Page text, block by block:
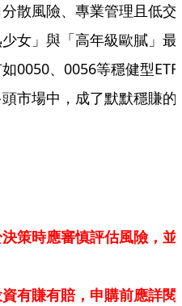
散風險、專業管理且低交
女」與「高年級歐膩」最
0050、0056等穩健型ETF
市場中，成了默默穩賺的
策時應審慎評估風險，並
有賺有賠，申購前應詳閱